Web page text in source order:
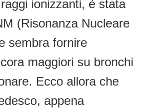
ionizzanti, è stata
(Risonanza Nucleare
sembra fornire
maggiori su bronchi
Ecco allora che
appena